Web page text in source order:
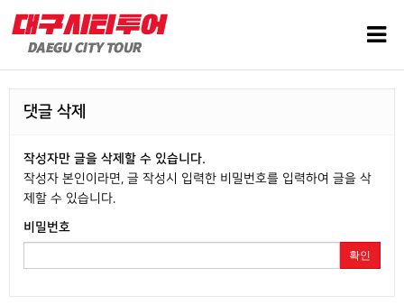
댓글 삭제
작성자만 글을 삭제할 수 있습니다.
작성자 본인이라면, 글 작성시 입력한 비밀번호를 입력하여 글을 삭
제할 수 있습니다.
비밀번호
확인